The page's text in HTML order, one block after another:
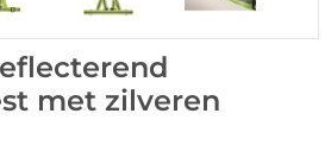
met zilveren